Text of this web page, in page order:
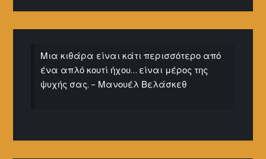
Μια κιθάρα είναι κάτι περισσότερο από
ένα απλό κουτί ήχου… είναι μέρος της
ψυχής σας. – Μανουέλ Βελάσκεθ